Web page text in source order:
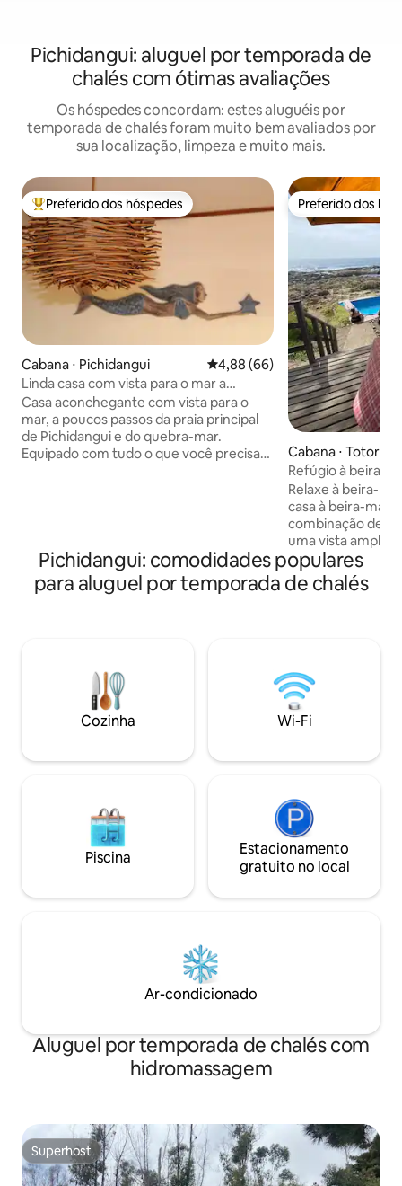
Pichidangui: aluguel por temporada de
chalés com ótimas avaliações
Os hóspedes concordam: estes aluguéis por
temporada de chalés foram muito bem avaliados por
sua localização, limpeza e muito mais.
Entre os melhores preferidos dos hóspedes
Preferido dos hóspedes
Cabana ⋅ Pichidangui 4,88 de uma avaliação média
4,88 (66)
Linda casa com vista para o mar a
poucos passos da praia
Casa aconchegante com vista para o
mar, a poucos passos da praia principal
de Pichidangui e do quebra-mar.
Equipado com tudo o que você precisa
de um parque infantil e mirante. ___
Restrições: - Não são permitidos animais
de estimação. - NÃO INCLUI ROUPA DE
Preferido dos
Preferido dos
Cabana ⋅
Refúgio à beira-
Varanda e fogão
Relaxe à beira-mar
casa à beira-mar
combinação de
uma vista ampla
aproveitar o dia
para desacelerar,
divertir sem
as estrelas
pássaros e vida
privativo,
Pichidangui: comodidades populares
para aluguel por temporada de chalés
Cozinha Wi-Fi
Piscina
Estacionamento
gratuito no local
Ar-condicionado
Aluguel por temporada de chalés com
hidromassagem
Superhost
Superhost